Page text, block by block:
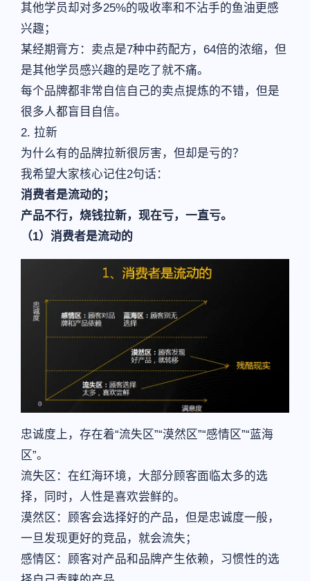
其他学员却对多25%的吸收率和不沾手的鱼油更感
兴趣；
某经期膏方：卖点是7种中药配方，64倍的浓缩，但
是其他学员感兴趣的是吃了就不痛。
每个品牌都非常自信自己的卖点提炼的不错，但是
很多人都盲目自信。
2. 拉新
为什么有的品牌拉新很厉害，但却是亏的？
我希望大家核心记住2句话：
消费者是流动的；
产品不行，烧钱拉新，现在亏，一直亏。
（1）消费者是流动的
忠诚度上，存在着“流失区”“漠然区”“感情区”“蓝海
区”。
流失区：在红海环境，大部分顾客面临太多的选
择，同时，人性是喜欢尝鲜的。
漠然区：顾客会选择好的产品，但是忠诚度一般，
一旦发现更好的竞品，就会流失；
感情区：顾客对产品和品牌产生依赖，习惯性的选